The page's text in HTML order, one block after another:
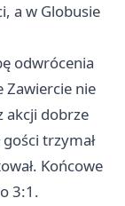
a w Globusie
odwrócenia
Zawiercie nie
akcji dobrze
gości trzymał
Końcowe
3:1.